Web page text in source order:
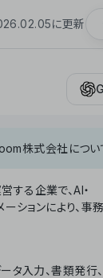
に更新
株式会社につい
する企業で、AI・
ションにより、事務
タ入力、書類発行、